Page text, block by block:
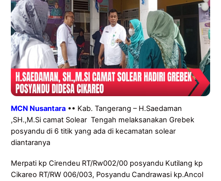
MCN Nusantara •• Kab. Tangerang – H.Saedaman
,SH.,M.Si camat Solear Tengah melaksanakan Grebek
posyandu di 6 titik yang ada di kecamatan solear
diantaranya
Merpati kp Cirendeu RT/Rw002/00 posyandu Kutilang kp
Cikareo RT/RW 006/003, Posyandu Candrawasi kp.Ancol